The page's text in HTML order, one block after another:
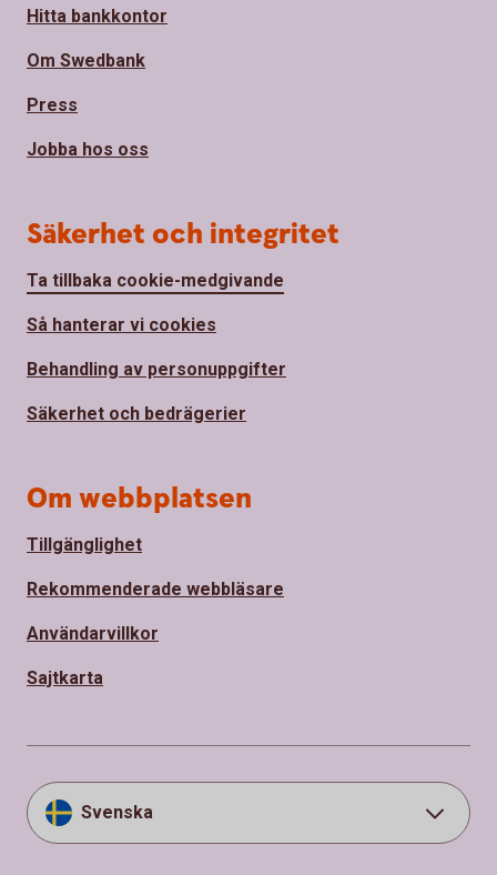
Hitta bankkontor
Om Swedbank
Press
Jobba hos oss
Säkerhet och integritet
Ta tillbaka cookie-medgivande
Så hanterar vi cookies
Behandling av personuppgifter
Säkerhet och bedrägerier
Om webbplatsen
Tillgänglighet
Rekommenderade webbläsare
Användarvillkor
Sajtkarta
Svenska